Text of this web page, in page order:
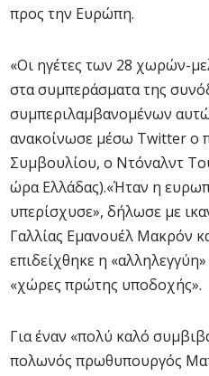
προς την Ευρώπη.
«Οι ηγέτες των 28 χωρών-
στα συμπεράσματα της
συμπεριλαμβανομένων
ανακοίνωσε μέσω Twitter ο
Συμβουλίου, ο Ντόναλντ
ώρα Ελλάδας).«Ήταν η
υπερίσχυσε», δήλωσε με
Γαλλίας Εμανουέλ Μακρόν
επιδείχθηκε η
«χώρες πρώτης υποδοχής».
Για έναν «πολύ καλό
πολωνός πρωθυπουργός